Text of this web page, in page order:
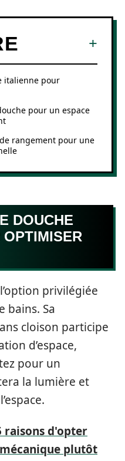
italienne pour
pour un espace
rangement pour une
DOUCHE
privilégiée
bains. Sa
cloison participe
d’espace,
pour un
la lumière et
raisons d'opter
plutôt